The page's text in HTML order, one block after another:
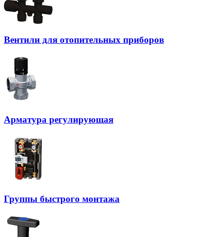
Вентили для отопительных приборов
Арматура регулирующая
Группы быстрого монтажа